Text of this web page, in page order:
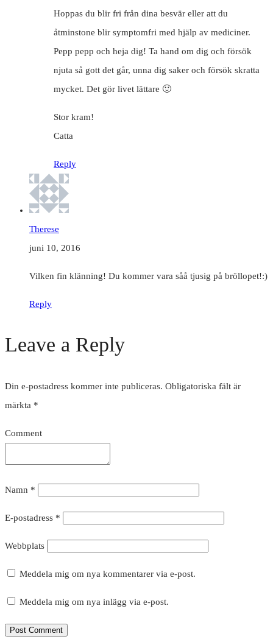
Hoppas du blir fri från dina besvär eller att du
åtminstone blir symptomfri med hjälp av mediciner.
Pepp pepp och heja dig! Ta hand om dig och försök
njuta så gott det går, unna dig saker och försök skratta
mycket. Det gör livet lättare 🙂
Stor kram!
Catta
Reply
Therese
juni 10, 2016
Vilken fin klänning! Du kommer vara såå tjusig på bröllopet!:)
Reply
Leave a Reply
Din e-postadress kommer inte publiceras. Obligatoriska fält är
märkta *
Comment
Namn *
E-postadress *
Webbplats
Meddela mig om nya kommentarer via e-post.
Meddela mig om nya inlägg via e-post.